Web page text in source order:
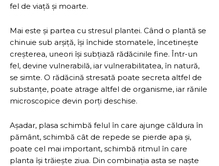
fel de viață și moarte.
Mai este și partea cu stresul plantei. Când o plantă se
chinuie sub arșiță, își închide stomatele, încetinește
creșterea, uneori își subțiază rădăcinile fine. Într-un
fel, devine vulnerabilă, iar vulnerabilitatea, în natură,
se simte. O rădăcină stresată poate secreta altfel de
substanțe, poate atrage altfel de organisme, iar rănile
microscopice devin porți deschise.
Așadar, plasa schimbă felul în care ajunge căldura în
pământ, schimbă cât de repede se pierde apa și,
poate cel mai important, schimbă ritmul în care
planta își trăiește ziua. Din combinația asta se naște